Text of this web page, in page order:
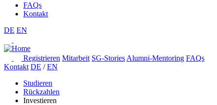
FAQs
Kontakt
DE EN
Registrieren Mitarbeit SG-Stories Alumni-Mentoring FAQs
Kontakt DE / EN
Studieren
Rückzahlen
Investieren